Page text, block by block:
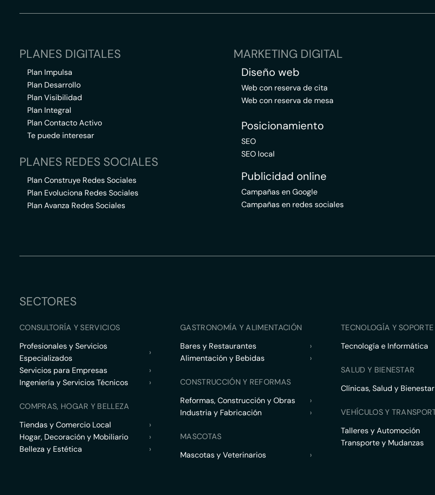
PLANES DIGITALES
Plan Impulsa
Plan Desarrollo
Plan Visibilidad
Plan Integral
Plan Contacto Activo
Te puede interesar
PLANES REDES SOCIALES
Plan Construye Redes Sociales
Plan Evoluciona Redes Sociales
Plan Avanza Redes Sociales
MARKETING DIGITAL
Diseño web
Web con reserva de cita
Web con reserva de mesa
Posicionamiento
SEO
SEO local
Publicidad online
Campañas en Google
Campañas en redes sociales
SECTORES
CONSULTORÍA Y SERVICIOS
Profesionales y Servicios
Especializados
›
Servicios para Empresas
›
Ingeniería y Servicios Técnicos
›
COMPRAS, HOGAR Y BELLEZA
Tiendas y Comercio Local
›
Hogar, Decoración y Mobiliario
›
Belleza y Estética
›
GASTRONOMÍA Y ALIMENTACIÓN
Bares y Restaurantes
›
Alimentación y Bebidas
›
CONSTRUCCIÓN Y REFORMAS
Reformas, Construcción y Obras
›
Industria y Fabricación
›
MASCOTAS
Mascotas y Veterinarios
›
TECNOLOGÍA Y
Tecnología e Informática
SALUD Y BIENESTAR
Clínicas, Salud y Bienestar
VEHÍCULOS Y
Talleres y Automoción
Transporte y Mudanzas